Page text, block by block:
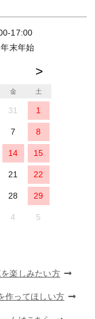
17:00
末年始
金 土
31 1
7 8
14 15
21 22
28 29
4 5
楽しみたい方
作ってほしい方